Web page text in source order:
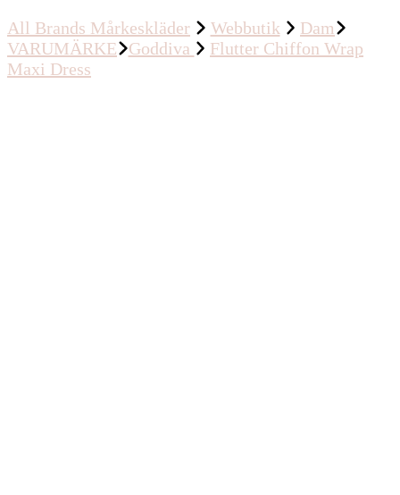
All Brands Mårkeskläder Webbutik
Dam
VARUMÄRKE
Goddiva
Flutter Chiffon Wrap
Maxi Dress